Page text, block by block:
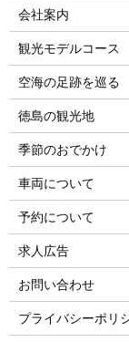
会社案内
観光モデルコース
空海の足跡を巡る
徳島の観光地
季節のおでかけ
車両について
予約について
求人広告
お問い合わせ
プライバシーポリ